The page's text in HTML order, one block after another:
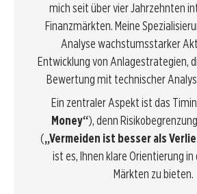
mich seit über vier Jahrzehnten
Finanzmärkten. Meine
Analyse wachstumsstarker
Entwicklung von Anlagestrategien,
Bewertung mit technischer
Ein zentraler Aspekt ist das
Money“), denn
(„Vermeiden ist besser als
ist es, Ihnen klare Orientierung
Märkten zu bieten.